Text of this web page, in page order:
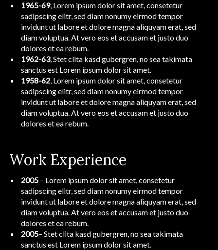
1965-69, Lorem ipsum dolor sit amet, consetetur
sadipscing elitr, sed diam nonumy eirmod tempor
invidunt ut labore et dolore magna aliquyam erat, sed
diam voluptua. At vero eos et accusam et justo duo
dolores et ea rebum.
1962-63, Stet clita kasd gubergren, no sea takimata
sanctus est Lorem ipsum dolor sit amet.
1958-62, Lorem ipsum dolor sit amet, consetetur
sadipscing elitr, sed diam nonumy eirmod tempor
invidunt ut labore et dolore magna aliquyam erat, sed
diam voluptua. At vero eos et accusam et justo duo
dolores et ea rebum.
Work Experience
2005– Lorem ipsum dolor sit amet, consetetur
sadipscing elitr, sed diam nonumy eirmod tempor
invidunt ut labore et dolore magna aliquyam erat, sed
diam voluptua. At vero eos et accusam et justo duo
dolores et ea rebum.
2005– Stet clita kasd gubergren, no sea takimata
sanctus est Lorem ipsum dolor sit amet.